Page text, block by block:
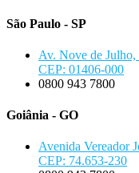
São Paulo - SP
Av. Nove de Julho,
CEP: 01406-000
0800 943 7800
Goiânia - GO
Avenida Vereador
CEP: 74.653-230